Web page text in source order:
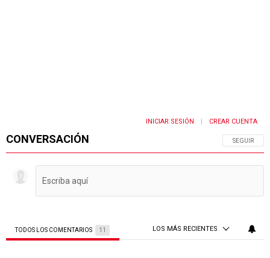
CONVERSACIÓN SIGA ESTA
SEGUIR
INICIAR SESIÓN CREAR CUENTA
TODOS LOS COMENTARIOS 11 LOS MÁS RECIENTES